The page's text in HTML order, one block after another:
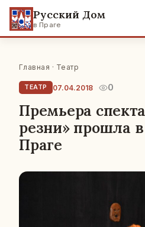
Русский Дом
в Праге
Главная · Театр
ТЕАТР 07.04.2018 0
Премьера
резни» прошла
Праге